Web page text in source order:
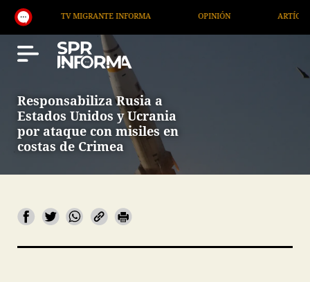
TV MIGRANTE INFORMA ARTÍCULOS
Responsabiliza Rusia a
Estados Unidos y Ucrania
por ataque con misiles en
costas de Crimea